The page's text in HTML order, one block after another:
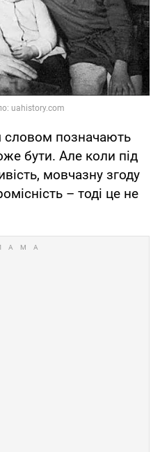
словом позначають
бути. Але коли під
мовчазну згоду
– тоді це не